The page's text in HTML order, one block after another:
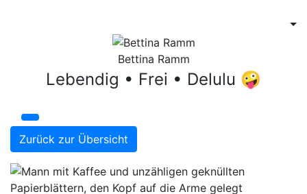
Bettina Ramm
Lebendig • Frei • Delulu 🤪
Zurück zur Übersicht